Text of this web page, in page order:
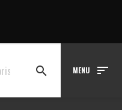
search MENU sort